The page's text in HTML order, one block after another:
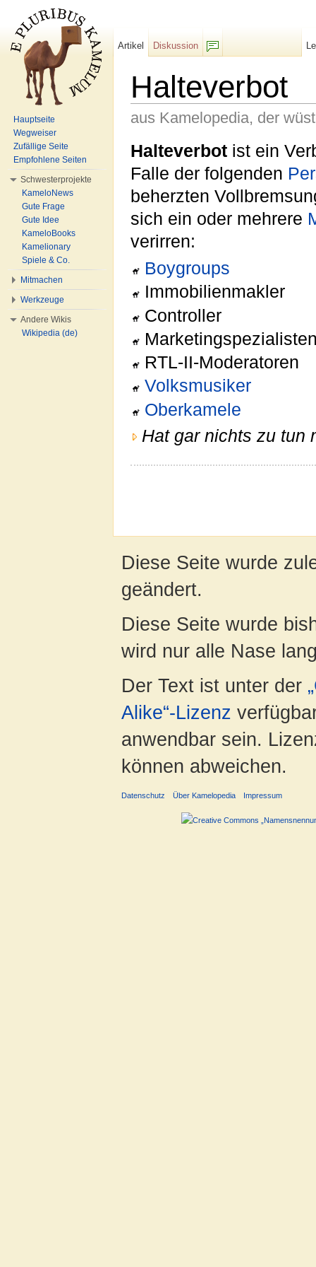
Halteverbot
aus Kamelopedia, der
Halteverbot ist ein
Falle der folgenden
beherzten
sich ein oder mehrere
verirren:
Boygroups
Immobilienmakler
Controller
RTL-II-Moderatoren
Volksmusiker
Oberkamele
Hat gar nichts zu tun
Artikel
Diskussion
Hauptseite
Wegweiser
Zufällige Seite
Empfohlene Seiten
Schwesterprojekte
KameloNews
Gute Frage
Gute Idee
KameloBooks
Kamelionary
Spiele & Co.
Mitmachen
Werkzeuge
Andere Wikis
Wikipedia (de)
Diese Seite wurde
geändert.
Diese Seite wurde
wird nur alle Nase
Der Text ist unter der
Alike“-Lizenz
anwendbar sein.
können abweichen.
Datenschutz Über Kamelopedia Impressum